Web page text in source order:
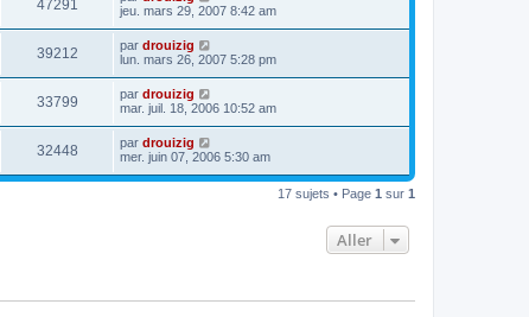
47291
jeu. mars 29, 2007 8:42 am
39212 par drouizig
lun. mars 26, 2007 5:28 pm
33799 par drouizig
mar. juil. 18, 2006 10:52 am
32448 par drouizig
mer. juin 07, 2006 5:30 am
17 sujets • Page 1 sur 1
Aller